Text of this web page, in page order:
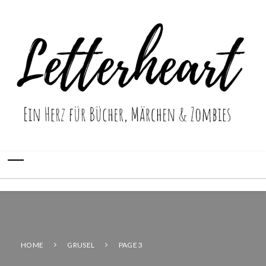
HOME GRUSEL PAGE 3